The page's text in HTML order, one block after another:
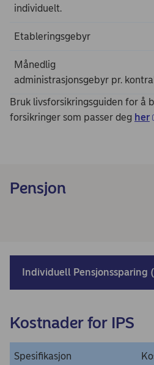
individuelt.
Etableringsgebyr
Månedlig
administrasjonsgebyr pr.
Bruk livsforsikringsguiden for å
forsikringer som passer deg her
Pensjon
Individuell Pensjonssparing
Kostnader for IPS
Spesifikasjon